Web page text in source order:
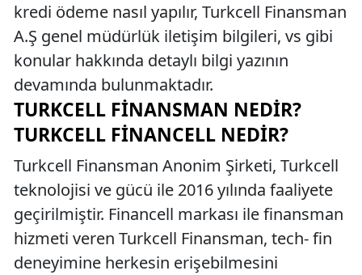
kredi ödeme nasıl yapılır, Turkcell Finansman
A.Ş genel müdürlük iletişim bilgileri, vs gibi
konular hakkında detaylı bilgi yazının
devamında bulunmaktadır.
TURKCELL FINANSMAN NEDIR?
TURKCELL FINANCELL NEDIR?
Turkcell Finansman Anonim Şirketi, Turkcell
teknolojisi ve gücü ile 2016 yılında faaliyete
geçirilmiştir. Financell markası ile finansman
hizmeti veren Turkcell Finansman, tech- fin
deneyimine herkesin erişebilmesini